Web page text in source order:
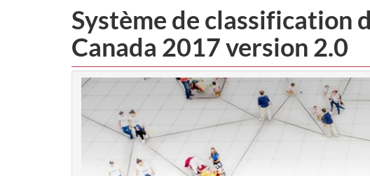
Système de classification
Canada 2017 version 2.0